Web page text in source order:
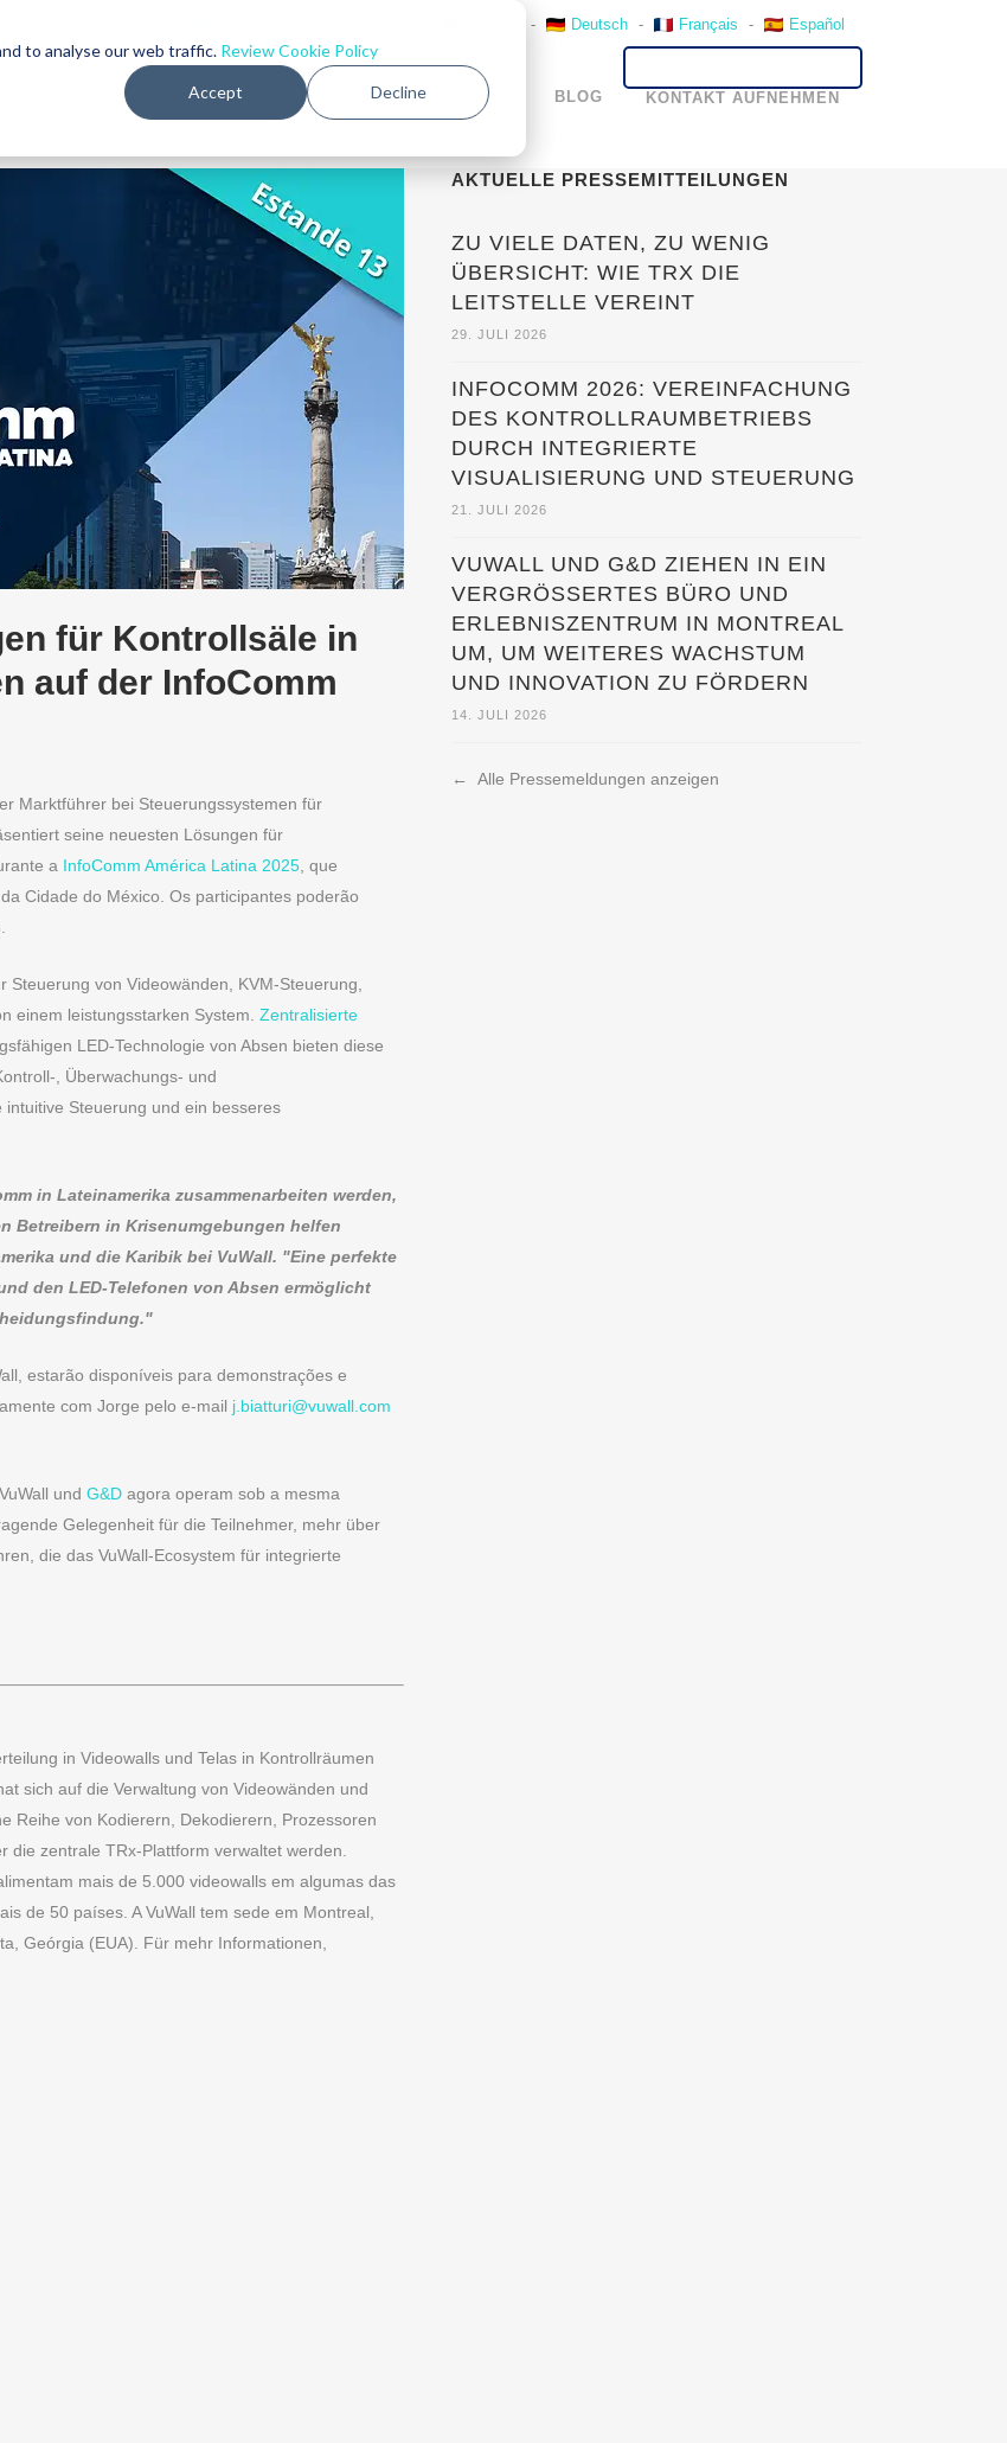
to analyse our web traffic. Review Cookie Policy
Accept Decline
- Deutsch - Français - Español
MÄRKTE KUNDEN UNTERNEHMEN BLOG KONTAKT AUFNEHMEN
für Kontrollsäle in
auf der InfoComm
Marktführer bei Steuerungssystemen für
seine neuesten Lösungen für
a InfoComm América Latina 2025 , que
Cidade do México. Os participantes poderão
von Videowänden, KVM-Steuerung,
einem leistungsstarken System. Zentralisierte
LED-Technologie von Absen bieten diese
, Überwachungs- und
Steuerung und ein besseres
in Lateinamerika zusammenarbeiten werden,
Betreibern in Krisenumgebungen helfen
und die Karibik bei VuWall. "Eine perfekte
den LED-Telefonen von Absen ermöglicht
estarão disponíveis para demonstrações e
com Jorge pelo e-mail j.biatturi@vuwall.com
und G&D agora operam sob a mesma
Gelegenheit für die Teilnehmer, mehr über
die das VuWall-Ecosystem für integrierte
in Videowalls und Telas in Kontrollräumen
sich auf die Verwaltung von Videowänden und
Reihe von Kodierern, Dekodierern, Prozessoren
zentrale TRx-Plattform verwaltet werden.
mais de 5.000 videowalls em algumas das
de 50 países. A VuWall tem sede em Montreal,
Geórgia (EUA). Für mehr Informationen,
AKTUELLE PRESSEMITTEILUNGEN
ZU VIELE DATEN, ZU WENIG
ÜBERSICHT: WIE TRX DIE
LEITSTELLE VEREINT
29. JULI 2026
INFOCOMM 2026: VEREINFACHUNG
DES KONTROLLRAUMBETRIEBS
DURCH INTEGRIERTE
VISUALISIERUNG UND STEUERUNG
21. JULI 2026
VUWALL UND G&D ZIEHEN IN EIN
VERGRÖSSERTES BÜRO UND E
RLEBNISZENTRUM IN MONTREAL U
M, UM WEITERES WACHSTUM U
ND INNOVATION ZU FÖRDERN
14. JULI 2026
← Alle Pressemeldungen anzeigen